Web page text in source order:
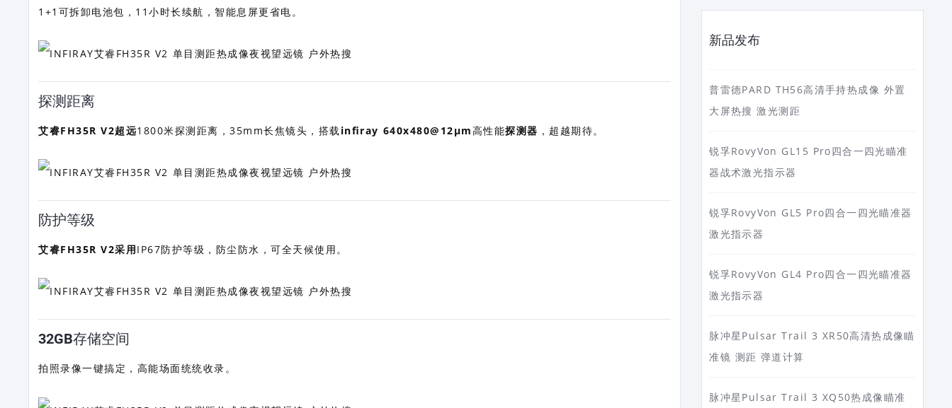
1+1可拆卸电池包，11小时长续航，智能息屏更省电。
探测距离
艾睿FH35R V2超远1800米探测距离，35mm长焦镜头，搭载 infiray 640x480@12μm高性能探测器 ，超越期待。
防护等级
艾睿FH35R V2采用IP67防护等级，防尘防水，可全天候使用。
32GB存储空间
拍照录像一键搞定，高能场面统统收录。
新品发布
普雷德PARD TH56高清手持热成像 外置
大屏热搜 激光测距
锐孚RovyVon GL15 Pro四合一四光瞄准
器战术激光指示器
锐孚RovyVon GL5 Pro四合一四光瞄准器
激光指示器
锐孚RovyVon GL4 Pro四合一四光瞄准器
激光指示器
脉冲星Pulsar Trail 3 XR50高清热成像瞄
准镜 测距 弹道计算
脉冲星Pulsar Trail 3 XQ50热成像瞄准